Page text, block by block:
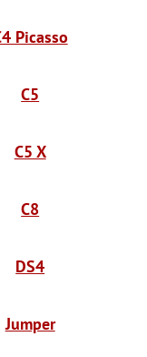
Picasso
C5
C5 X
C8
DS4
Jumper